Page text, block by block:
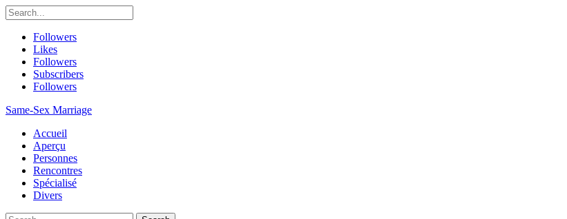
Followers
Likes
Followers
Subscribers
Followers
Same-Sex Marriage
Accueil
Aperçu
Personnes
Rencontres
Spécialisé
Divers